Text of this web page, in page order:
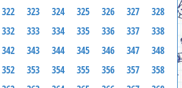
322 323 324 325 326 327
328
332 333 334 335 336 337
338
342 343 344 345 346 347
348
352 353 354 355 356 357
358